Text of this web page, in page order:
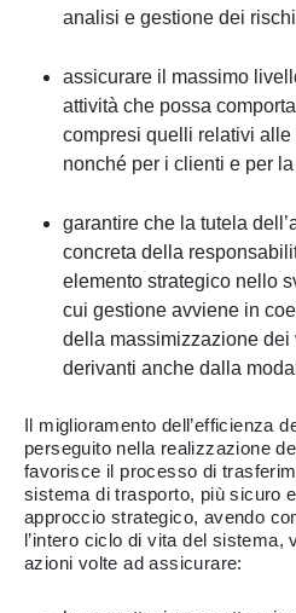
analisi e gestione dei
assicurare il massimo
attività che possa
compresi quelli relativi
nonché per i clienti e per
garantire che la tutela
concreta della
elemento strategico nello
cui gestione avviene in
della massimizzazione dei
derivanti anche dalla
Il miglioramento dell’efficienza
perseguito nella realizzazione
favorisce il processo di
sistema di trasporto, più sicuro
approccio strategico, avendo
l’intero ciclo di vita del sistema,
azioni volte ad assicurare: